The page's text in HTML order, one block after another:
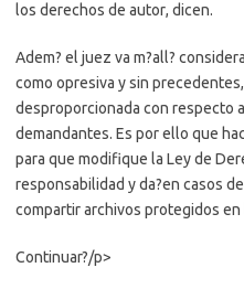
los derechos de autor, dicen.
Adem? el juez va m?all?
como opresiva y sin
desproporcionada con respecto
demandantes. Es por ello que
para que modifique la Ley de
responsabilidad y da?en casos
compartir archivos protegidos en
Continuar?/p>